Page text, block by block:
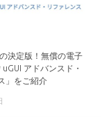
決定版！無償の電子
アドバンスド・
」をご紹介